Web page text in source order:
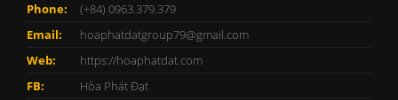
Phone:
(+84) 0963.379.379
Email:
hoaphatdatgroup79@gmail.com
Web:
https://hoaphatdat.com
FB:
Hòa Phát Đạt